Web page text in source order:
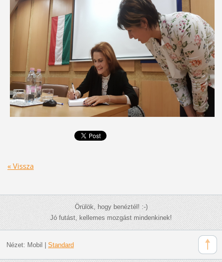
« Vissza
Örülök, hogy benéztél! :-)
Jó futást, kellemes mozgást mindenkinek!
Nézet: Mobil Standard